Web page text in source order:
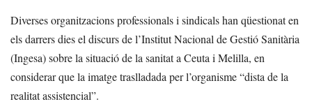
Diverses organitzacions professionals i sindicals han qüestionat en
els darrers dies el discurs de l’Institut Nacional de Gestió Sanitària
(Ingesa) sobre la situació de la sanitat a Ceuta i Melilla, en
considerar que la imatge traslladada per l’organisme “dista de la
realitat assistencial”.